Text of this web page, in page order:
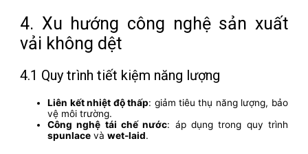
4. Xu hướng công nghệ sản xuất
vải không dệt
4.1 Quy trình tiết kiệm năng lượng
Liên kết nhiệt độ thấp: giảm tiêu thụ năng lượng, bảo
vệ môi trường.
Công nghệ tái chế nước: áp dụng trong quy trình
spunlace vàwet-laid.